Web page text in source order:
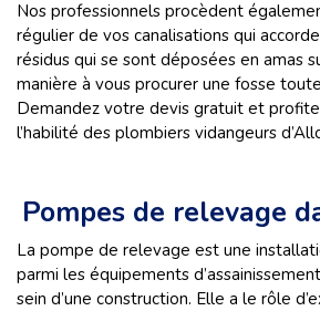
Nos professionnels procèdent
régulier de vos canalisations qui
résidus qui se sont déposées en amas
manière à vous procurer une fosse
Demandez votre devis gratuit et
l’habilité des plombiers vidangeurs
Pompes de relevage
La pompe de relevage est une
parmi les équipements
sein d’une construction. Elle a le rôle